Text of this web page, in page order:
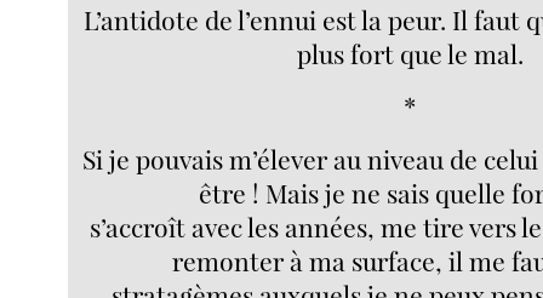
L’antidote de l’ennui est la peur. Il faut
plus fort que le mal.
*
Si je pouvais m’élever au niveau de
être ! Mais je ne sais quelle
s’accroît avec les années, me tire vers
remonter à ma surface, il me